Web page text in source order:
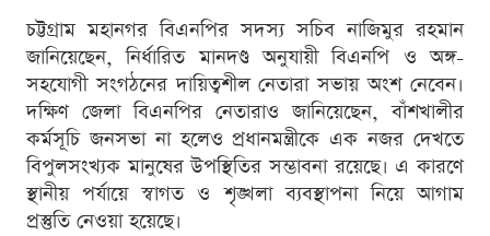
চট্টগ্রাম মহানগর বিএনপির সদস্য সচিব নাজিমুর রহমান
জানিয়েছেন, নির্ধারিত মানদণ্ড অনুযায়ী বিএনপি ও অঙ্গ-
সহযোগী সংগঠনের দায়িত্বশীল নেতারা সভায় অংশ নেবেন।
দক্ষিণ জেলা বিএনপির নেতারাও জানিয়েছেন, বাঁশখালীর
কর্মসূচি জনসভা না হলেও প্রধানমন্ত্রীকে এক নজর দেখতে
বিপুলসংখ্যক মানুষের উপস্থিতির সম্ভাবনা রয়েছে। এ কারণে
স্থানীয় পর্যায়ে স্বাগত ও শৃঙ্খলা ব্যবস্থাপনা নিয়ে আগাম
প্রস্তুতি নেওয়া হয়েছে।